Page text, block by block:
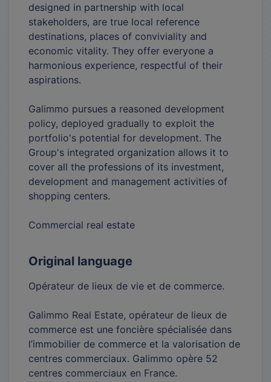
designed in partnership with local
stakeholders, are true local reference
destinations, places of conviviality and
economic vitality. They offer everyone a
harmonious experience, respectful of their
aspirations.
Galimmo pursues a reasoned development
policy, deployed gradually to exploit the
portfolio's potential for development. The
Group's integrated organization allows it to
cover all the professions of its investment,
development and management activities of
shopping centers.
Commercial real estate
Original language
Opérateur de lieux de vie et de commerce.
Galimmo Real Estate, opérateur de lieux de
commerce est une foncière spécialisée dans
l’immobilier de commerce et la valorisation de
centres commerciaux. Galimmo opère 52
centres commerciaux en France.